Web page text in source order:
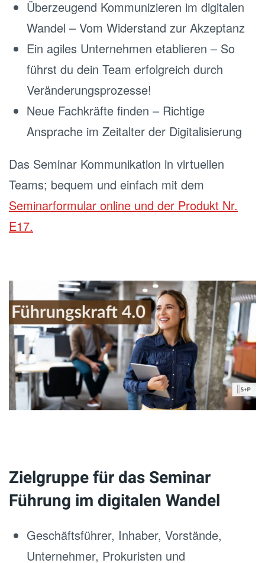
Überzeugend Kommunizieren im digitalen
Wandel – Vom Widerstand zur Akzeptanz
Ein agiles Unternehmen etablieren – So
führst du dein Team erfolgreich durch
Veränderungsprozesse!
Neue Fachkräfte finden – Richtige
Ansprache im Zeitalter der Digitalisierung
Das Seminar Kommunikation in virtuellen
Teams; bequem und einfach mit dem
Seminarformular online und der Produkt Nr.
E17.
Zielgruppe für das Seminar
Führung im digitalen Wandel
Geschäftsführer, Inhaber, Vorstände,
Unternehmer, Prokuristen und